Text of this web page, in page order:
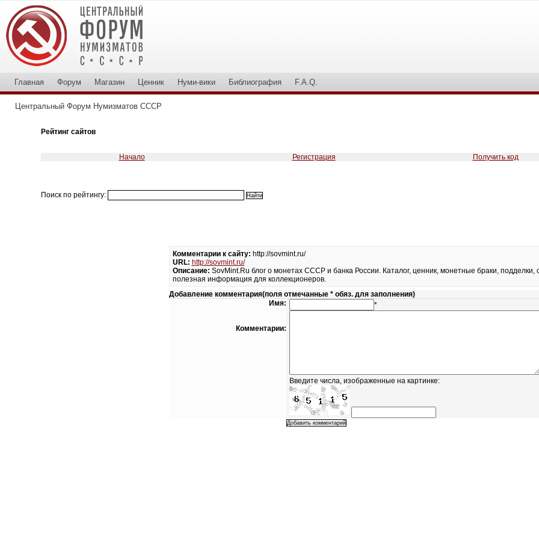
Главная Форум Магазин Ценник Нуми-вики Библиография F.A.Q.
Центральный Форум Нумизматов СССР
Рейтинг сайтов
Начало Регистрация Получить код
Поиск по рейтингу:
Комментарии к сайту: http://sovmint.ru/
URL: http://sovmint.ru/
Описание: SovMint.Ru блог о монетах СССР и банка России. Каталог, ценник, монетные браки, подделки,
полезная информация для коллекционеров.
Добавление комментария(поля отмечанные * обяз. для заполнения)
Имя:
Комментарии:
*
Введите числа, изображенные на картинке: